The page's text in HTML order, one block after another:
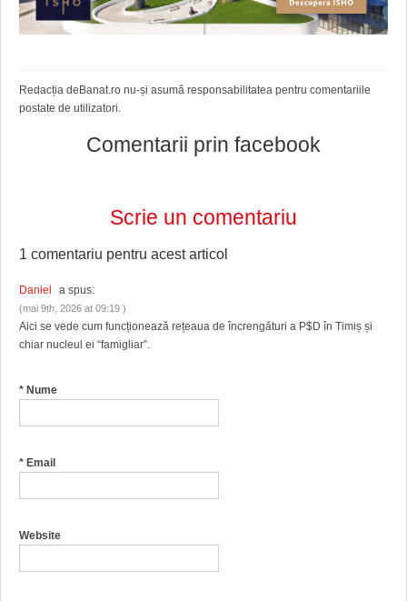
Redacția deBanat.ro nu-și asumă responsabilitatea pentru comentariile
postate de utilizatori.
Comentarii prin facebook
Scrie un comentariu
1 comentariu pentru acest articol
Daniel a spus:
(mai 9th, 2026 at 09:19 )
Aici se vede cum funcționează rețeaua de încrengături a P$D în Timiș și
chiar nucleul ei “famigliar”.
* Nume
* Email
Website